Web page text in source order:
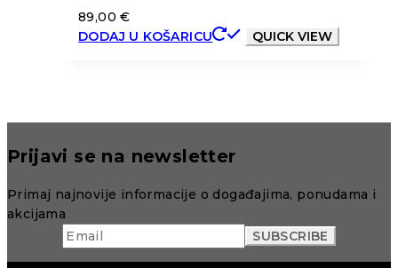
89,00€
DODAJ U KOŠARICU
QUICK VIEW
Prijavi se na newsletter
Primaj najnovije informacije o događajima, ponudama i
akcijama